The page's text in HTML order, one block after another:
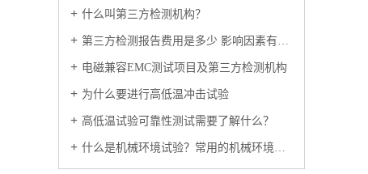
什么叫第三方检测机构？
第三方检测报告费用是多少 影响因素有哪些
电磁兼容EMC测试项目及第三方检测机构
为什么要进行高低温冲击试验
高低温试验可靠性测试需要了解什么？
什么是机械环境试验？常用的机械环境试验方法有哪些？